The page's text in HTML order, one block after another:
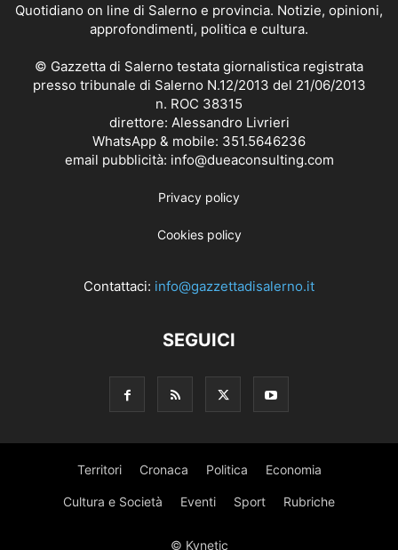
Quotidiano on line di Salerno e provincia. Notizie, opinioni,
approfondimenti, politica e cultura.
© Gazzetta di Salerno testata giornalistica registrata
presso tribunale di Salerno N.12/2013 del 21/06/2013
n. ROC 38315
direttore: Alessandro Livrieri
WhatsApp & mobile: 351.5646236
email pubblicità: info@dueaconsulting.com
Privacy policy
Cookies policy
Contattaci: info@gazzettadisalerno.it
SEGUICI
Territori Cronaca Politica Economia
Cultura e Società Eventi Sport Rubriche
© Kynetic